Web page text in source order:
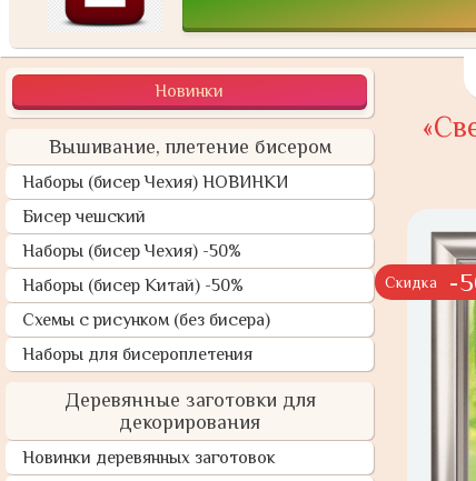
Новинки
Вышивание, плетение бисером
Наборы (бисер Чехия) НОВИНКИ
Бисер чешский
Наборы (бисер Чехия) -50%
Наборы (бисер Китай) -50%
Схемы с рисунком (без бисера)
Наборы для бисероплетения
Деревянные заготовки для
декорирования
Новинки деревянных заготовок
Скидка -